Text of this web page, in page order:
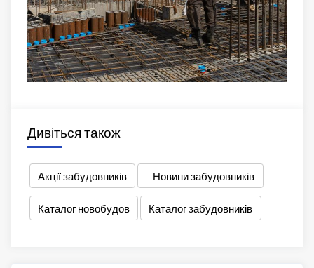
Дивіться також
Акції забудовників Новини забудовників
Каталог новобудов Каталог забудовників